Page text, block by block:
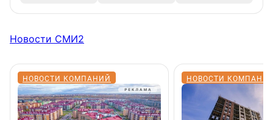
Новости СМИ2
НОВОСТИ КОМПАНИЙ НОВОСТИ